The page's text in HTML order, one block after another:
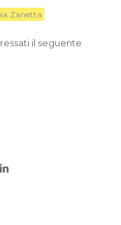
Zanetta
il seguente